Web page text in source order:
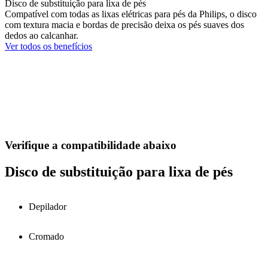
Disco de substituição para lixa de pés
Compatível com todas as lixas elétricas para pés da Philips, o disco
com textura macia e bordas de precisão deixa os pés suaves dos
dedos ao calcanhar.
Ver todos os benefícios
Verifique a compatibilidade abaixo
Disco de substituição para lixa de pés
Depilador
Cromado